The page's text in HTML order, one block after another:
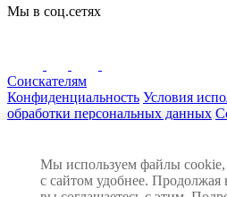
Мы используем файлы cookie,
с сайтом удобнее. Продолжая
Мы в соц.сетях
Соискателям
Конфиденциальность Условия
обработки персональных данных
ошибкой и нажмите Ctrl+Enter
© 2026 ГАЛЭКС. Все права